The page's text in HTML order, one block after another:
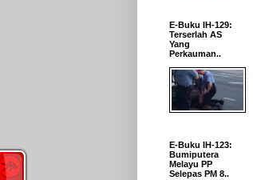
E-Buku IH-129:
Terserlah AS
Yang
Perkauman..
E-Buku IH-123:
Bumiputera
Melayu PP
Selepas PM 8..